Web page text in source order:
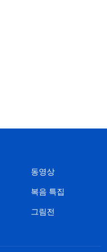
동영상
복음 특집
그림전